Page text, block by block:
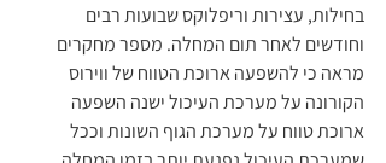
בחילות, עצירות וריפלוקס שבועות רבים
וחודשים לאחר תום המחלה. מספר מחקרים
מראה כי להשפעה ארוכת הטווח של ווירוס
הקורונה על מערכת העיכול ישנה השפעה
ארוכת טווח על מערכת הגוף השונות וככל